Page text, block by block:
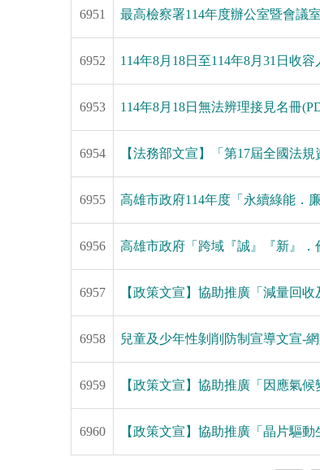
6951 最高檢察署114年度辦公室暨會議
6952 114年8月18日至114年8月31日收
6953 114年8月18日無法辨理接見名冊
6954 【法務部文宣】「第17屆全國法規
6955 高雄市政府114年度「永續綠能．
6956 高雄市政府「跨域『誠』『新』．
6957 【政策文宣】協助推廣「減量回
6958 兒童及少年性剝削防制宣導文宣-
6959 【政策文宣】協助推廣「因應氣
6960 【政策文宣】協助推廣「晶片驅